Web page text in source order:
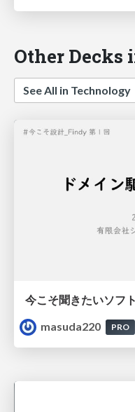
Other Decks
See All in Technology
masuda220
PRO